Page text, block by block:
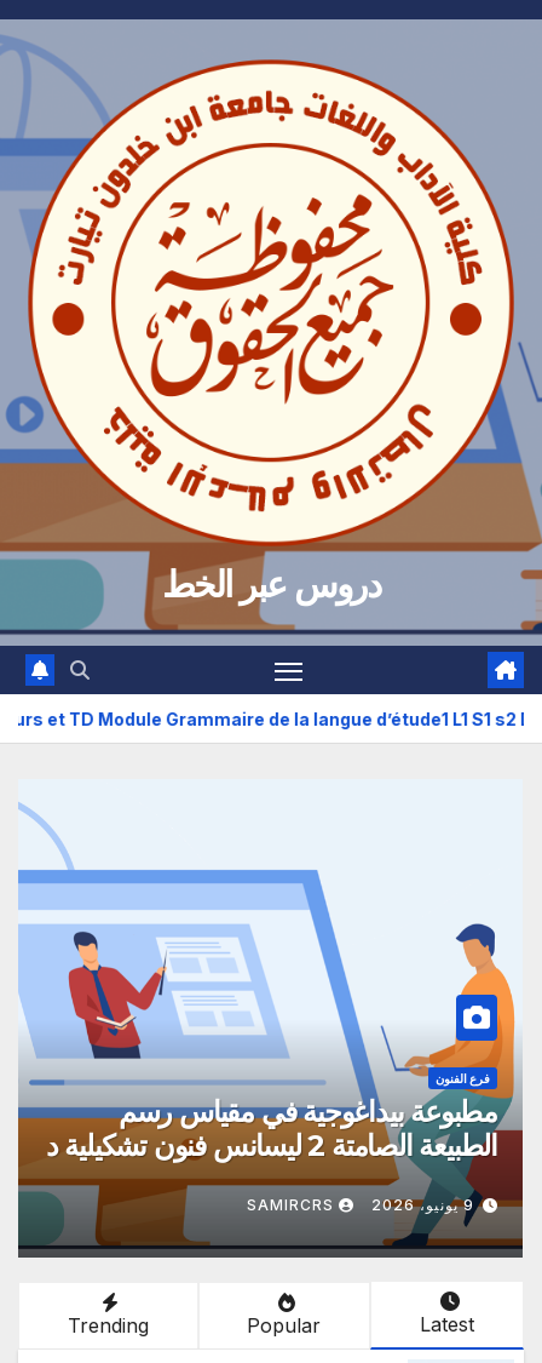
Skip
دروس عبر الخط
de Cours et TD Module Grammaire de la langue d’étude1 L1
فرع الفنون
خالدي
9 يونيو، 2026
قسم اللغة والأدب العربي
مقياس النص الأدبي العربي
الحديث 2 ليسانس دراسات أدبية سداسي
SAMIRCRS
Latest
Popular
Trending